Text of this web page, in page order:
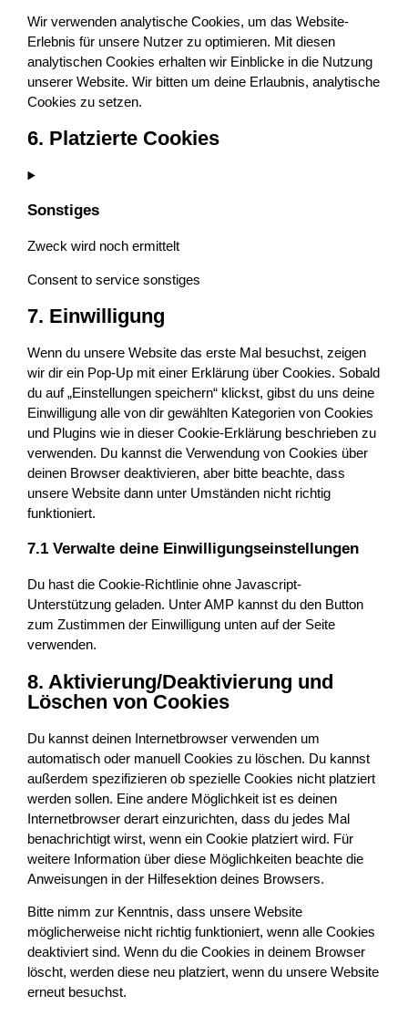
Wir verwenden analytische Cookies, um das Website-
Erlebnis für unsere Nutzer zu optimieren. Mit diesen
analytischen Cookies erhalten wir Einblicke in die Nutzung
unserer Website. Wir bitten um deine Erlaubnis, analytische
Cookies zu setzen.
6. Platzierte Cookies
Sonstiges
Zweck wird noch ermittelt
Consent to service sonstiges
7. Einwilligung
Wenn du unsere Website das erste Mal besuchst, zeigen
wir dir ein Pop-Up mit einer Erklärung über Cookies. Sobald
du auf „Einstellungen speichern“ klickst, gibst du uns deine
Einwilligung alle von dir gewählten Kategorien von Cookies
und Plugins wie in dieser Cookie-Erklärung beschrieben zu
verwenden. Du kannst die Verwendung von Cookies über
deinen Browser deaktivieren, aber bitte beachte, dass
unsere Website dann unter Umständen nicht richtig
funktioniert.
7.1 Verwalte deine Einwilligungseinstellungen
Du hast die Cookie-Richtlinie ohne Javascript-
Unterstützung geladen. Unter AMP kannst du den Button
zum Zustimmen der Einwilligung unten auf der Seite
verwenden.
8. Aktivierung/Deaktivierung und
Löschen von Cookies
Du kannst deinen Internetbrowser verwenden um
automatisch oder manuell Cookies zu löschen. Du kannst
außerdem spezifizieren ob spezielle Cookies nicht platziert
werden sollen. Eine andere Möglichkeit ist es deinen
Internetbrowser derart einzurichten, dass du jedes Mal
benachrichtigt wirst, wenn ein Cookie platziert wird. Für
weitere Information über diese Möglichkeiten beachte die
Anweisungen in der Hilfesektion deines Browsers.
Bitte nimm zur Kenntnis, dass unsere Website
möglicherweise nicht richtig funktioniert, wenn alle Cookies
deaktiviert sind. Wenn du die Cookies in deinem Browser
löscht, werden diese neu platziert, wenn du unsere Website
erneut besuchst.